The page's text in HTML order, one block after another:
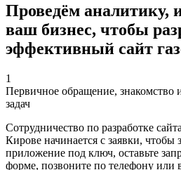
Проведём аналитику,
ваш бизнес, чтобы
эффективный сайт
1
Первичное обращение, знакомство
задач
Сотрудничество по разработке
Кирове начинается с заявки, чтобы
приложение под ключ, оставьте
форме, позвоните по телефону или